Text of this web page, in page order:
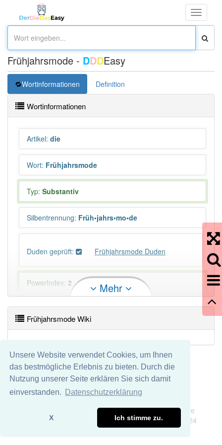
Unsere Website verwendet Cookies, um Ihnen
das bestmögliche Erlebnis zu bieten. Durch die
Nutzung unserer Seite erklären Sie sich damit
einverstanden.
Datenschutzerklärung
X Ich stimme zu.
Toggle
Frühjahrsmode - DDDEasy
Wortinformationen Definition
Wortinformationen
Artikel: die
Wort: Frühjahrsmode
Typ: Substantiv
Silbentrennung: Früh•jahrs•mo•de
Duden geprüft: Frühjahrsmode Duden
PowerIndex: 2
Häufigkeit: 2 von 10
Wörter mit Endung -frühjahrsmode aber mit einem
anderen Artikeldie: 0
86% unserer Spielapp-Nutzer haben den Artikel
Mehr
Frühjahrsmode Wiki
Wir übernehmen keine Garantie und keine Haftung für die
Richtigkeit und Vollständigkeit dieser Seite. DDDEasy 2024